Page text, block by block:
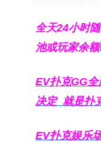
全天24小时
池或玩家余
EV扑克GG
决定 就是扑
EV扑克娱乐